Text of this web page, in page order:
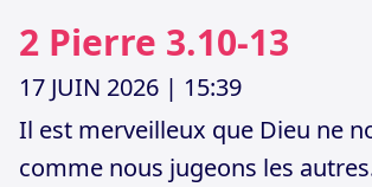
2 Pierre 3.10-13
17 JUIN 2026 | 15:39
Il est merveilleux que Dieu ne
comme nous jugeons les